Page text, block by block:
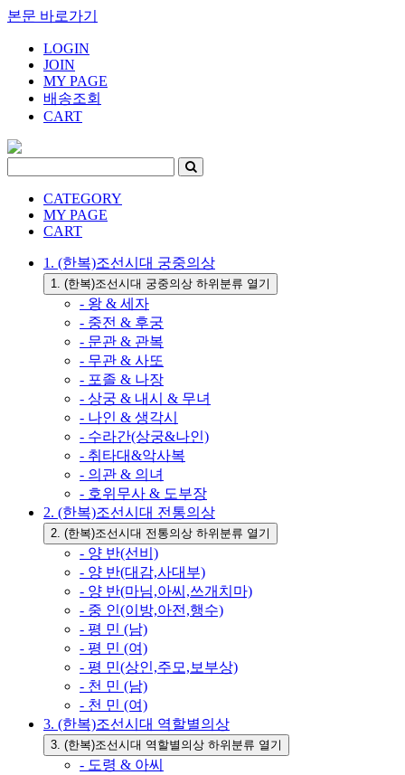
본문 바로가기
LOGIN
JOIN
MY PAGE
배송조회
CART
CATEGORY
MY PAGE
CART
1. (한복)조선시대 궁중의상
1. (한복)조선시대 궁중의상 하위분류 열기
- 왕 & 세자
- 중전 & 후궁
- 문관 & 관복
- 무관 & 사또
- 포졸 & 나장
- 상궁 & 내시 & 무녀
- 나인 & 생각시
- 수라간(상궁&나인)
- 취타대&악사복
- 의관 & 의녀
- 호위무사 & 도부장
2. (한복)조선시대 전통의상
2. (한복)조선시대 전통의상 하위분류 열기
- 양 반(선비)
- 양 반(대감,사대부)
- 양 반(마님,아씨,쓰개치마)
- 중 인(이방,아전,행수)
- 평 민 (남)
- 평 민 (여)
- 평 민(상인,주모,보부상)
- 천 민 (남)
- 천 민 (여)
3. (한복)조선시대 역할별의상
3. (한복)조선시대 역할별의상 하위분류 열기
- 도령 & 아씨